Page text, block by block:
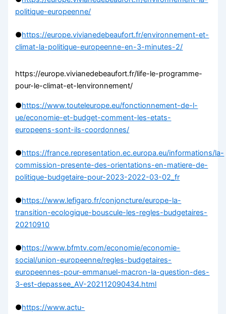
politique-europeenne/
●https://europe.vivianedebeaufort.fr/environnement-et-
climat-la-politique-europeenne-en-3-minutes-2/
https://europe.vivianedebeaufort.fr/life-le-programme-
pour-le-climat-et-lenvironnement/
●https://www.touteleurope.eu/fonctionnement-de-l-
ue/economie-et-budget-comment-les-etats-
europeens-sont-ils-coordonnes/
●https://france.representation.ec.europa.eu/informations/la-
commission-presente-des-orientations-en-matiere-de-
politique-budgetaire-pour-2023-2022-03-02_fr
●https://www.lefigaro.fr/conjoncture/europe-la-
transition-ecologique-bouscule-les-regles-budgetaires-
20210910
●https://www.bfmtv.com/economie/economie-
social/union-europeenne/regles-budgetaires-
europeennes-pour-emmanuel-macron-la-question-des-
3-est-depassee_AV-202112090434.html
●https://www.actu-